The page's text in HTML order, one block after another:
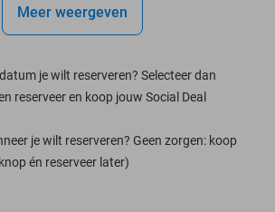
Meer weergeven
je wilt reserveren? Selecteer dan
reserveer en koop jouw Social Deal
je wilt reserveren? Geen zorgen: koop
knop én reserveer later)